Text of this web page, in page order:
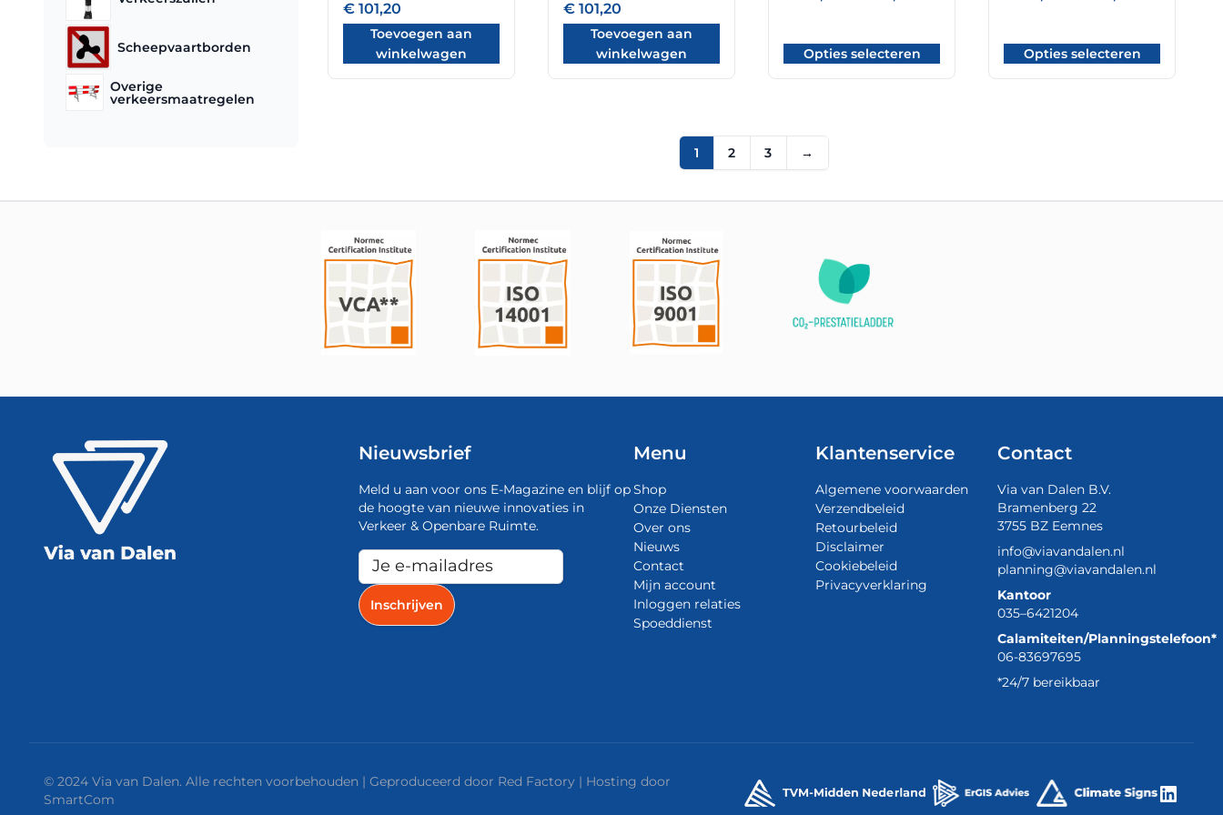
Scheepvaartborden
Overige
verkeersmaatregelen
€ 101,20
Toevoegen aan
winkelwagen
€101,20
Toevoegen aan
winkelwagen
Opties selecteren Opties selecteren
1 2 3 →
Nieuwsbrief
Meld u aan voor ons E-Magazine en blijf op
de hoogte van nieuwe innovaties in
Verkeer & Openbare Ruimte.
Menu
Shop
Onze Diensten
Over ons
Nieuws
Contact
Mijn account
Inloggen relaties
Spoeddienst
Klantenservice
Algemene voorwaarden
Verzendbeleid
Retourbeleid
Disclaimer
Cookiebeleid
Privacyverklaring
Contact
Via van Dalen B.V.
Bramenberg 22
3755 BZ Eemnes
info@viavandalen.nl
planning@viavandalen.nl
Kantoor
035–6421204
Calamiteiten/Planningstelefoon*
06-83697695
*24/7 bereikbaar
© 2024 Via van Dalen. Alle rechten voorbehouden | Geproduceerd door Red Factory | Hosting door
SmartCom